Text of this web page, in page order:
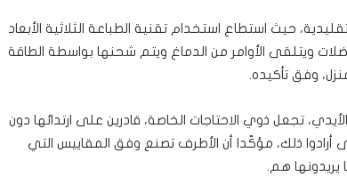
حيث استطاع استخدام تقنية الطباعة الثلاثية الأبعاد
ويتلقى الأوامر من الدماغ ويتم شحنها بواسطة الطاقة
وفق تأكيده.
تجعل ذوي الاحتاجات الخاصة، قادرين على ارتدائها دون
أرادوا ذلك، مؤكّدا أن الأطرف تصنع وفق المقاييس التي
يريدونها هم.